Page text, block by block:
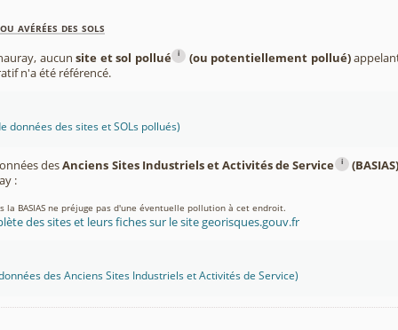
avérées des sols
aucunsite et sol pollué i (ou potentiellement pollué)
n'a été référencé.
données des sites et SOLs pollués)
desAnciens Sites Industriels et Activités de Service i
:
BASIAS ne préjuge pas d'une éventuelle pollution à cet endroit.
des sites et leurs fiches sur le site georisques.gouv.fr
des Anciens Sites Industriels et Activités de Service)